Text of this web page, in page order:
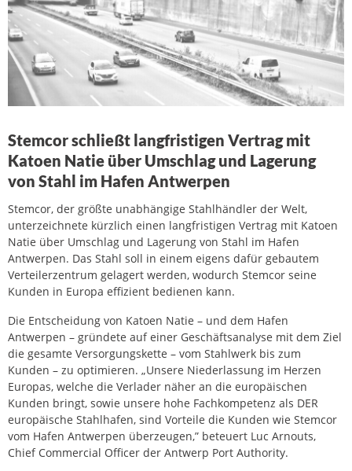
Stemcor schließt langfristigen Vertrag mit
Katoen Natie über Umschlag und Lagerung
von Stahl im Hafen Antwerpen
Stemcor, der größte unabhängige Stahlhändler der Welt,
unterzeichnete kürzlich einen langfristigen Vertrag mit Katoen
Natie über Umschlag und Lagerung von Stahl im Hafen
Antwerpen. Das Stahl soll in einem eigens dafür gebautem
Verteilerzentrum gelagert werden, wodurch Stemcor seine
Kunden in Europa effizient bedienen kann.
Die Entscheidung von Katoen Natie – und dem Hafen
Antwerpen – gründete auf einer Geschäftsanalyse mit dem Ziel
die gesamte Versorgungskette – vom Stahlwerk bis zum
Kunden – zu optimieren. „Unsere Niederlassung im Herzen
Europas, welche die Verlader näher an die europäischen
Kunden bringt, sowie unsere hohe Fachkompetenz als DER
europäische Stahlhafen, sind Vorteile die Kunden wie Stemcor
vom Hafen Antwerpen überzeugen,” beteuert Luc Arnouts,
Chief Commercial Officer der Antwerp Port Authority.